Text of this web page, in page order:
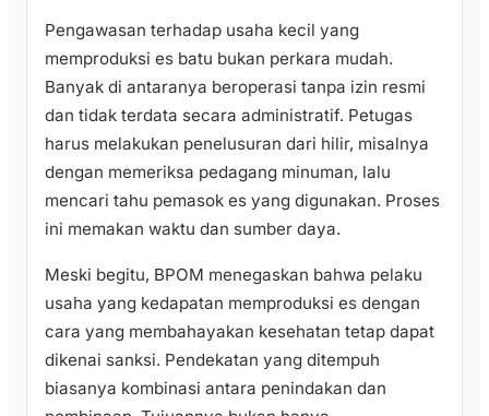
Pengawasan terhadap usaha kecil yang
memproduksi es batu bukan perkara mudah.
Banyak di antaranya beroperasi tanpa izin resmi
dan tidak terdata secara administratif. Petugas
harus melakukan penelusuran dari hilir, misalnya
dengan memeriksa pedagang minuman, lalu
mencari tahu pemasok es yang digunakan. Proses
ini memakan waktu dan sumber daya.
Meski begitu, BPOM menegaskan bahwa pelaku
usaha yang kedapatan memproduksi es dengan
cara yang membahayakan kesehatan tetap dapat
dikenai sanksi. Pendekatan yang ditempuh
biasanya kombinasi antara penindakan dan